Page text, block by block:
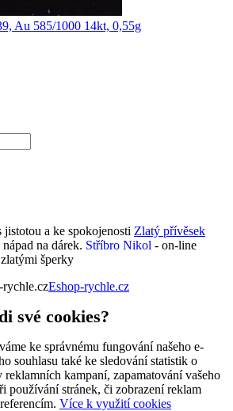
Au 585/1000 14kt, 0,55g
a ke spokojenosti Zlatý přívěsek
na dárek. Stříbro Nikol - on-line
šperky
Eshop-rychle.cz
své cookies?
ke správnému fungování našeho e-
souhlasu také ke sledování statistik o
kampaní, zapamatování vašeho
používání stránek, či zobrazení reklam
Více k využití cookies